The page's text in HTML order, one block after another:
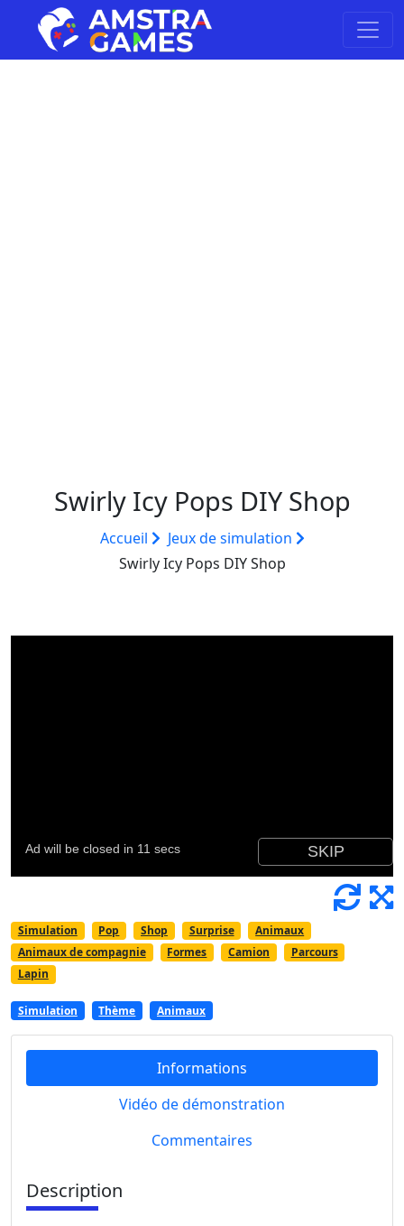
Swirly Icy Pops DIY Shop
Accueil
Jeux de simulation
Swirly Icy Pops DIY Shop
Simulation Pop Shop Surprise
Animaux
Animaux de compagnie
Formes Camion
Parcours
Lapin
Simulation Thème Animaux
Informations
Vidéo de démonstration
Commentaires
Description